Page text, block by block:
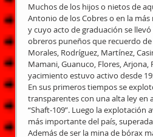
Muchos de los hijos o nietos de
Antonio de los Cobres o en la
y cuyo acto de graduación se
obreros puneños que recuerdo
Morales, Rodríguez, Martínez,
Mamani, Guanuco, Flores, Arjona,
yacimiento estuvo activo desde
En sus primeros tiempos se
transparentes con una alta ley
“Shaft-109”. Luego la explotación
más importante del país,
Además de ser la mina de bórax